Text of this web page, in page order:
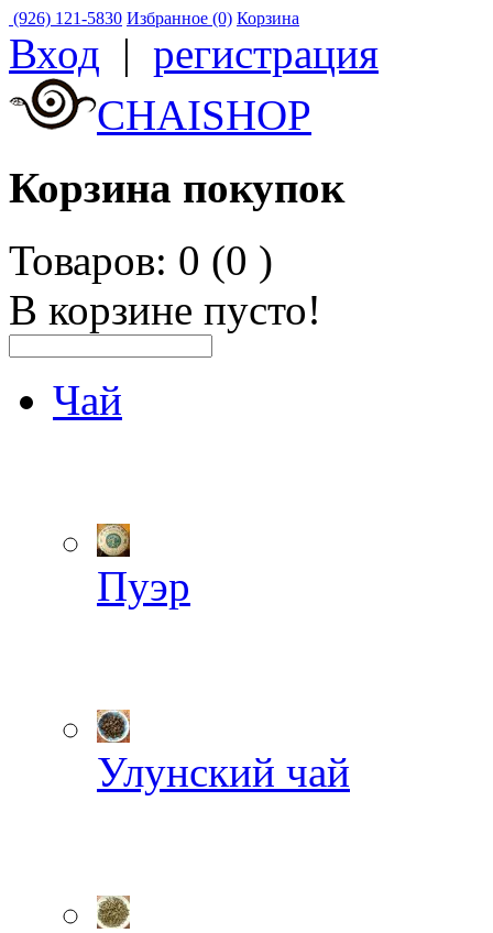
(926) 121-5830 Избранное (0) Корзина
Вход | регистрация
CHAISHOP
Корзина покупок
Товаров: 0 (0 )
В корзине пусто!
Чай
Пуэр
Улунский чай